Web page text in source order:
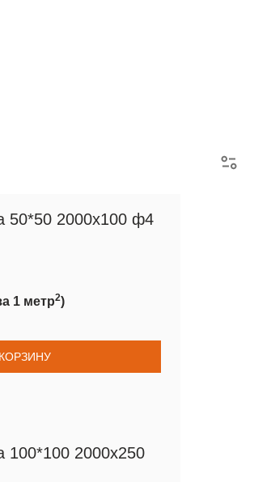
50*50 2000х100 ф4
1 метр2)
В КОРЗИНУ
100*100 2000х250